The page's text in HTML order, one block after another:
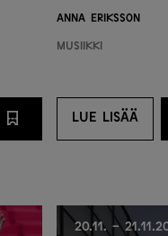
Anna Eriksson
Musiikki
LUE LISÄÄ
LUE LISÄÄ
20.11. -